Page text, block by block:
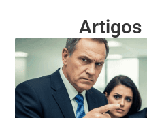
Artigos